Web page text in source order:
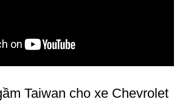
Taiwan cho xe Chevrolet